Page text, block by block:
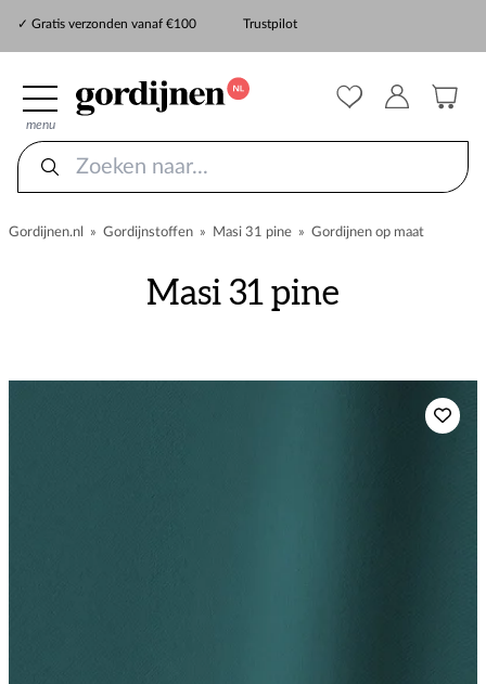
✓ Gratis verzonden vanaf €100
Trustpilot
menu
Gordijnen.nl » Gordijnstoffen » Masi 31 pine » Gordijnen op maat
Masi 31 pine